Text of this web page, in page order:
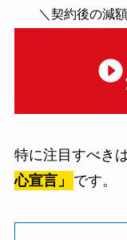
＼契約後の減
特に注目すべきは
心宣言」
です。